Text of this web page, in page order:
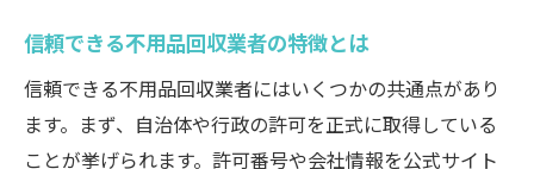
信頼できる不用品回収業者の特徴とは
信頼できる不用品回収業者にはいくつかの共通点があり
ます。まず、自治体や行政の許可を正式に取得している
ことが挙げられます。許可番号や会社情報を公式サイト